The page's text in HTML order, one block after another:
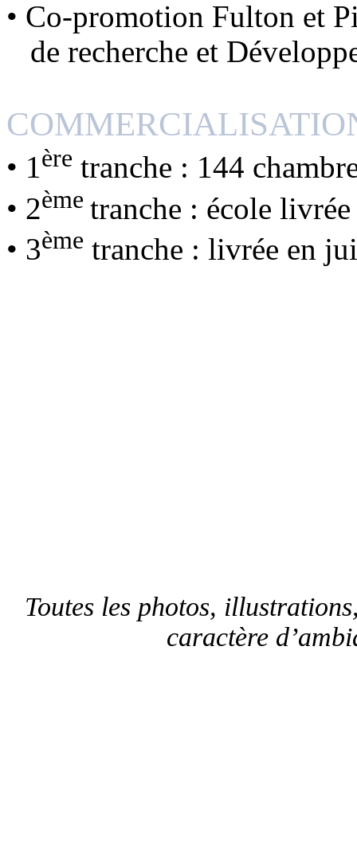
• Co-promotion Fulton et
de recherche et
• 1ère tranche : 144
• 2ème tranche : école
• 3ème tranche : livrée en
Toutes les photos,
caractère